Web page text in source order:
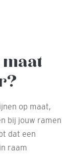
op maat,
bij jouw ramen
dat een
raam